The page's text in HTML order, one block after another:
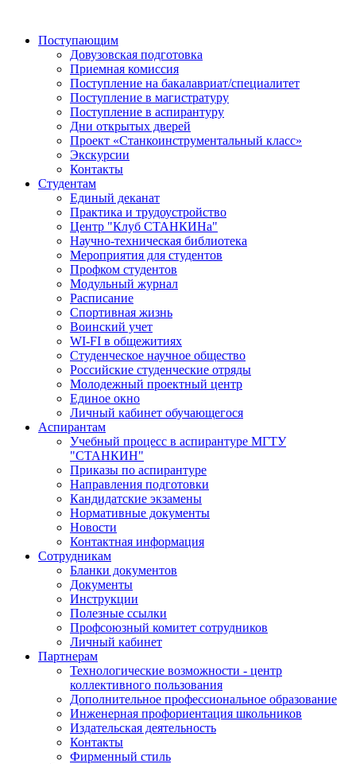
Поступающим
Довузовская подготовка
Приемная комиссия
Поступление на бакалавриат/специалитет
Поступление в магистратуру
Поступление в аспирантуру
Дни открытых дверей
Проект «Станкоинструментальный класс»
Экскурсии
Контакты
Студентам
Единый деканат
Практика и трудоустройство
Центр "Клуб СТАНКИНа"
Научно-техническая библиотека
Мероприятия для студентов
Профком студентов
Модульный журнал
Расписание
Спортивная жизнь
Воинский учет
WI-FI в общежитиях
Студенческое научное общество
Российские студенческие отряды
Молодежный проектный центр
Единое окно
Личный кабинет обучающегося
Аспирантам
Учебный процесс в аспирантуре МГТУ
"СТАНКИН"
Приказы по аспирантуре
Направления подготовки
Кандидатские экзамены
Нормативные документы
Новости
Контактная информация
Сотрудникам
Бланки документов
Документы
Инструкции
Полезные ссылки
Профсоюзный комитет сотрудников
Личный кабинет
Партнерам
Технологические возможности - центр
коллективного пользования
Дополнительное профессиональное образование
Инженерная профориентация школьников
Издательская деятельность
Контакты
Фирменный стиль